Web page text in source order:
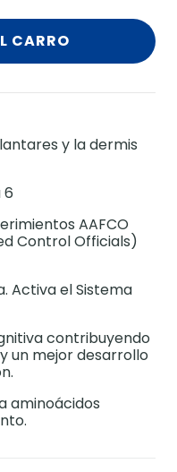
CARRO
y la dermis
6
AAFCO
Control Officials)
Activa el Sistema
contribuyendo
un mejor desarrollo
aminoácidos